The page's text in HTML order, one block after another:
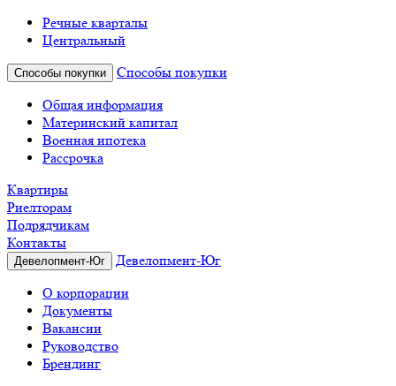
Речные кварталы
Центральный
Способы покупки
Способы покупки
Общая информация
Материнский капитал
Военная ипотека
Рассрочка
Квартиры
Риелторам
Подрядчикам
Контакты
Девелопмент-Юг
Девелопмент-Юг
О корпорации
Документы
Вакансии
Руководство
Брендинг